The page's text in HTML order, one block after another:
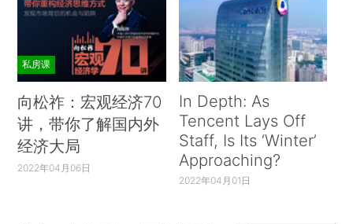
私房课
向松祚：宏观经济70
讲，带你了解国内外
经济大局
2022年04月06日
In Depth: As
Tencent Lays Off
Staff, Is Its ‘Winter’
Approaching?
2022年04月01日